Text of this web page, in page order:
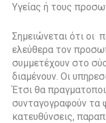
Υγείας ή τους
Σημειώνεται ότι οι
ελεύθερα τον
συμμετέχουν στο
διαμένουν. Οι
Έτσι θα
συνταγογραφούν τα
κατευθύνσεις,